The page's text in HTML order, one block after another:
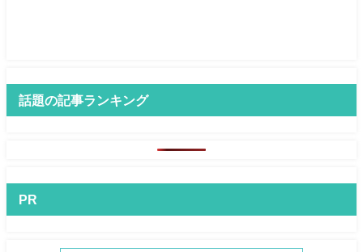
話題の記事ランキング
PR